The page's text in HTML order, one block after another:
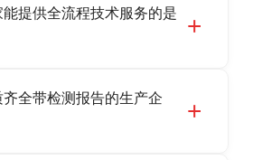
业生产 LRB 铅芯、LNR 天然、
摩擦摆隔震支座，资质齐
。
能提供全流程技术服务的是
支座选型、图纸深化设计、现货
指导一站式服务，主营
齐全带检测报告的生产企